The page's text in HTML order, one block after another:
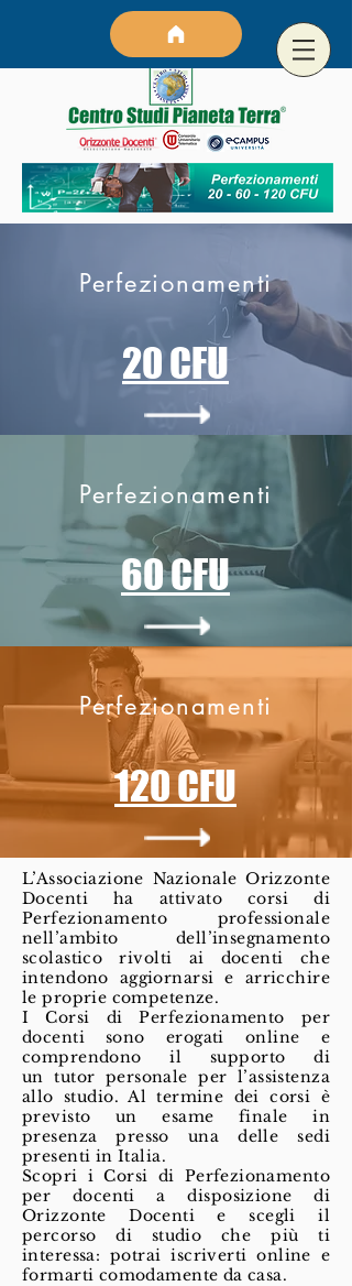
Perfezionamenti
20CFU
Perfezionamenti
60CFU
Perfezionamenti
120CFU
L’Associazione Nazionale Orizzonte
Docenti ha attivato corsi di
Perfezionamento professionale
nell’ambito dell’insegnamento
scolastico rivolti ai docenti che
intendono aggiornarsi e arricchire
le proprie competenze.
I Corsi di Perfezionamento per
docenti sono erogati online e
comprendono il supporto di
un tutor personale per l’assistenza
allo studio. Al termine dei corsi è
previsto un esame finale in
presenza presso una delle sedi
presenti in Italia.
Scopri i Corsi di Perfezionamento
per docenti a disposizione di
Orizzonte Docenti e scegli il
percorso di studio che più ti
interessa: potrai iscriverti online e
formarti comodamente da casa.